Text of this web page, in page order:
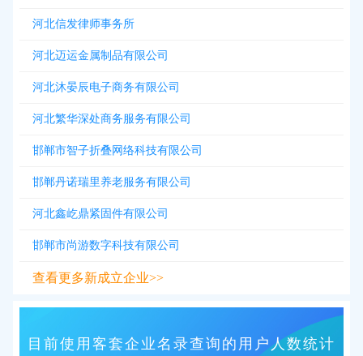
河北信发律师事务所
河北迈运金属制品有限公司
河北沐晏辰电子商务有限公司
河北繁华深处商务服务有限公司
邯郸市智子折叠网络科技有限公司
邯郸丹诺瑞里养老服务有限公司
河北鑫屹鼎紧固件有限公司
邯郸市尚游数字科技有限公司
查看更多新成立企业>>
目前使用客套企业名录查询的用户人数统计